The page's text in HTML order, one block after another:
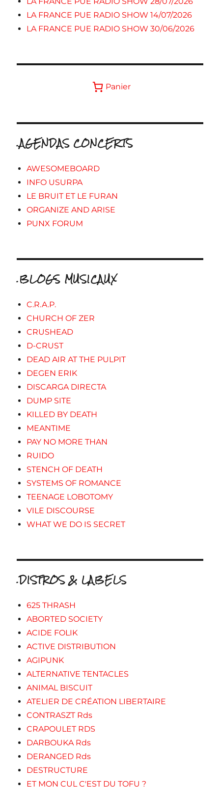
LA FRANCE PUE RADIO SHOW 14/07/2026
LA FRANCE PUE RADIO SHOW 30/06/2026
Panier
.AGENDAS CONCERTS
AWESOMEBOARD
INFO USURPA
LE BRUIT ET LE FURAN
ORGANIZE AND ARISE
PUNX FORUM
.BLOGS MUSICAUX
C.R.A.P.
CHURCH OF ZER
CRUSHEAD
D-CRUST
DEAD AIR AT THE PULPIT
DEGEN ERIK
DISCARGA DIRECTA
DUMP SITE
KILLED BY DEATH
MEANTIME
PAY NO MORE THAN
RUIDO
STENCH OF DEATH
SYSTEMS OF ROMANCE
TEENAGE LOBOTOMY
VILE DISCOURSE
WHAT WE DO IS SECRET
.DISTROS & LABELS
625 THRASH
ABORTED SOCIETY
ACIDE FOLIK
ACTIVE DISTRIBUTION
AGIPUNK
ALTERNATIVE TENTACLES
ANIMAL BISCUIT
ATELIER DE CRÉATION LIBERTAIRE
CONTRASZT Rds
CRAPOULET RDS
DARBOUKA Rds
DERANGED Rds
DESTRUCTURE
ET MON CUL C'EST DU TOFU ?